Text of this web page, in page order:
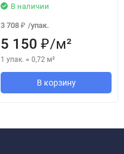
В наличии
3 708 ₽ /упак.
5 150 ₽/м²
1 упак. = 0,72 м²
В корзину